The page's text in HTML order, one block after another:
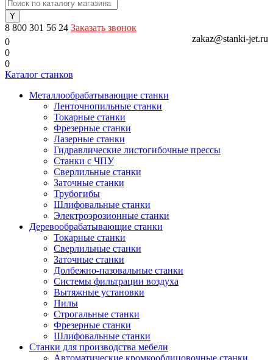
8 800 301 56 24 Заказать звонок
zakaz@stanki-jet.ru
0
0
0
Каталог станков
Металлообрабатывающие станки
Ленточнопильные станки
Токарные станки
Фрезерные станки
Лазерные станки
Гидравлические листогибочные прессы
Станки с ЧПУ
Сверлильные станки
Заточные станки
Трубогибы
Шлифовальные станки
Электроэрозионные станки
Деревообрабатывающие станки
Токарные станки
Сверлильные станки
Заточные станки
Долбежно-пазовальные станки
Системы фильтрации воздуха
Вытяжные установки
Пилы
Строгальные станки
Фрезерные станки
Шлифовальные станки
Станки для производства мебели
Автоматические кромкооблицовочные станки